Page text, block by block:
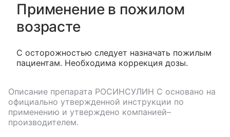
Применение в пожилом
возрасте
С осторожностью следует назначать пожилым
пациентам. Необходима коррекция дозы.
Описание препарата РОСИНСУЛИН С основано на
официально утвержденной инструкции по
применению и утверждено компанией–
производителем.